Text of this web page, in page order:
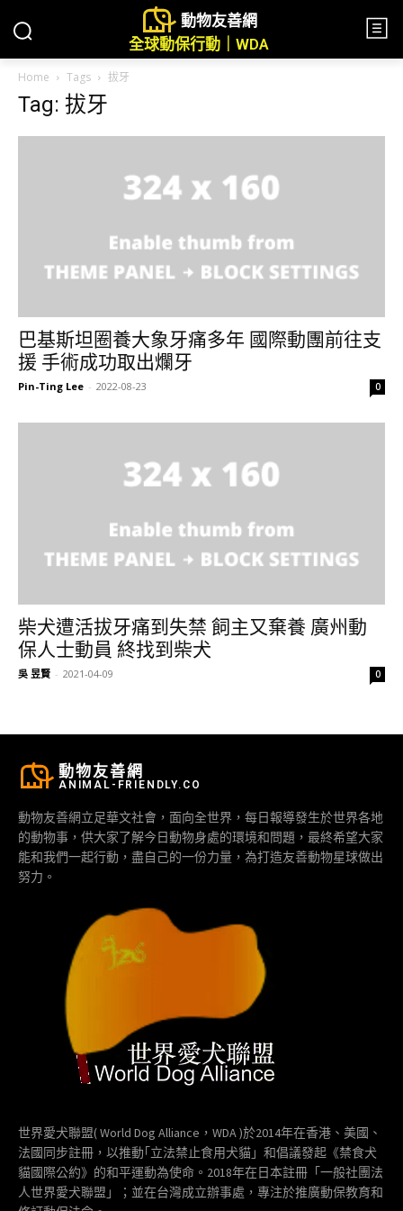
動物友善網
全球動保行動｜WDA
Home Tags 拔牙
Tag: 拔牙
巴基斯坦圈養大象牙痛多年 國際動團前往支
援 手術成功取出爛牙
Pin-Ting Lee - 2022-08-23 0
柴犬遭活拔牙痛到失禁 飼主又棄養 廣州動
保人士動員 終找到柴犬
吳 昱賢 - 2021-04-09 0
動物友善網
ANIMAL-FRIENDLY.CO
動物友善網立足華文社會，面向全世界，每日報導發生於世界各地
的動物事，供大家了解今日動物身處的環境和問題，最終希望大家
能和我們一起行動，盡自己的一份力量，為打造友善動物星球做出
努力。
世界愛犬聯盟( World Dog Alliance，WDA )於2014年在香港、美國、
法國同步註冊，以推動｢立法禁止食用犬貓」和倡議發起《禁食犬
貓國際公約》的和平運動為使命。2018年在日本註冊「一般社團法
人世界愛犬聯盟」；並在台灣成立辦事處，專注於推廣動保教育和